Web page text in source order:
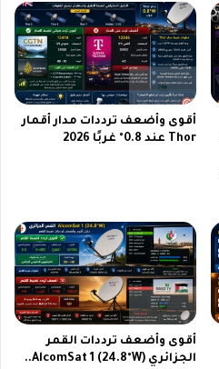
أقوى وأضعف ترددات مدار أقمار
Thor عند 0.8° غربًا 2026
أقوى وأضعف ترددات القمر
الجزائري AlcomSat 1 (24.8°W)..